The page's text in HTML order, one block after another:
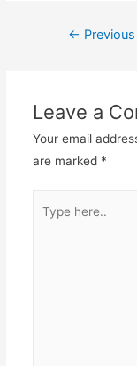
←
Leave a
Your email
are marked *